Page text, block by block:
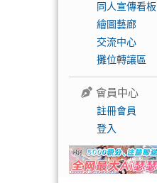
同人宣傳看板
繪圖藝廊
交流中心
攤位轉讓區
會員中心
註冊會員
登入